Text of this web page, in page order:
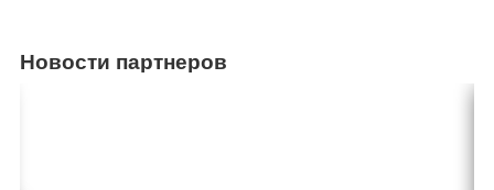
Новости партнеров